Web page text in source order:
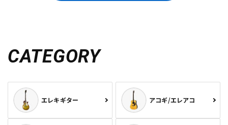
CATEGORY
エレキギター アコギ/エレアコ